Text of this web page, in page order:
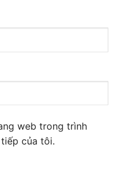
web trong trình
của tôi.